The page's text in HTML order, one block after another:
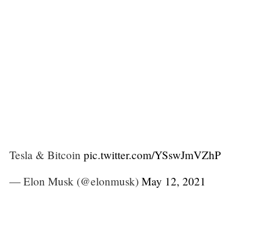
Tesla & Bitcoin pic.twitter.com/YSswJmVZhP
— Elon Musk (@elonmusk) May 12, 2021